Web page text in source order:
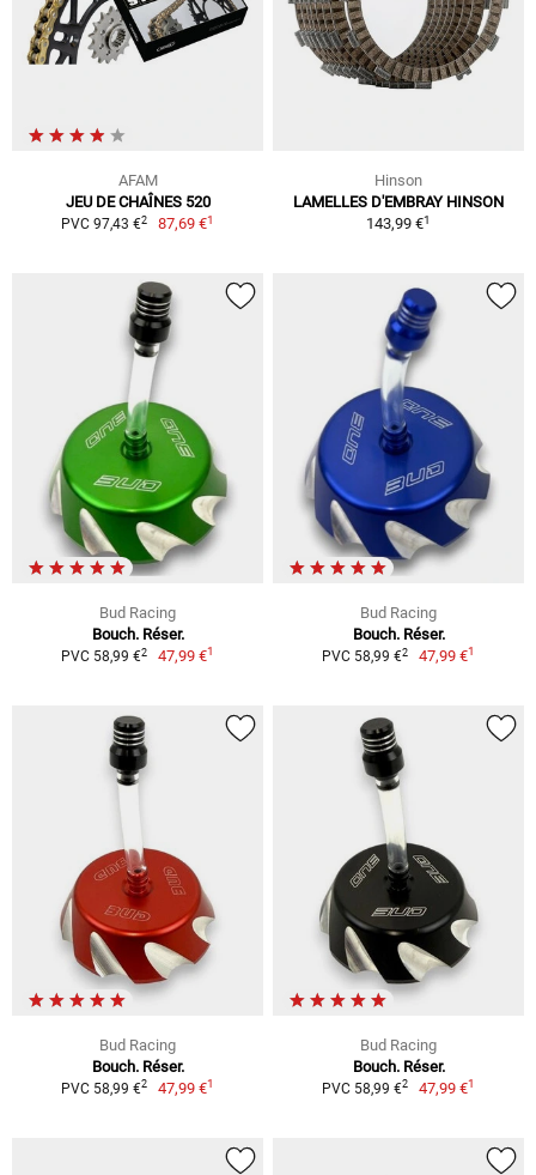
AFAM
JEU DE CHAÎNES 520
PVC 97,43 €2 87,69 €1
Hinson
LAMELLES D'EMBRAY HINSON
143,99 €1
Bud Racing
Bouch. Réser.
PVC 58,99 €2 47,99 €1
Bud Racing
Bouch. Réser.
PVC 58,99 €2 47,99 €1
Bud Racing
Bouch. Réser.
PVC 58,99 €2 47,99 €1
Bud Racing
Bouch. Réser.
PVC 58,99 €2 47,99 €1